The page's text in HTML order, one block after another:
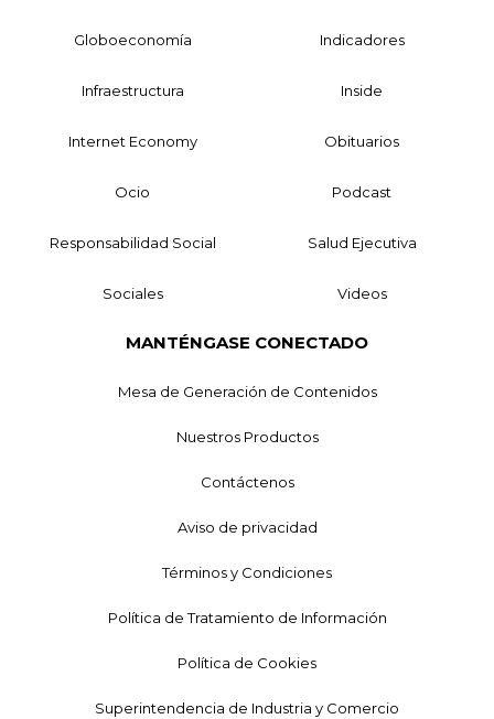
Globoeconomía Indicadores
Infraestructura Inside
Internet Economy Obituarios
Ocio Podcast
Responsabilidad Social Salud Ejecutiva
Sociales Videos
MANTÉNGASE CONECTADO
Mesa de Generación de Contenidos
Nuestros Productos
Contáctenos
Aviso de privacidad
Términos y Condiciones
Política de Tratamiento de Información
Política de Cookies
Superintendencia de Industria y Comercio